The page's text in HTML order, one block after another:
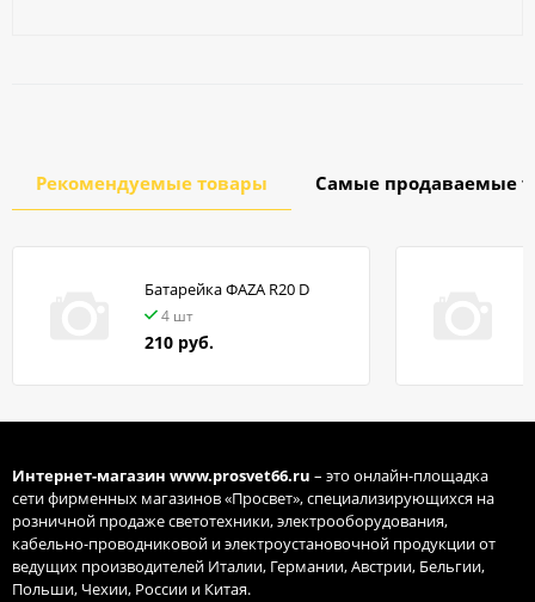
Рекомендуемые товары Самые продаваемые
Батарейка ФАZA R20 D
4 шт
210 руб.
Интернет-магазин www.prosvet66.ru – это онлайн-площадка
сети фирменных магазинов «Просвет», специализирующихся на
розничной продаже светотехники, электрооборудования,
кабельно-проводниковой и электроустановочной продукции от
ведущих производителей Италии, Германии, Австрии, Бельгии,
Польши, Чехии, России и Китая.